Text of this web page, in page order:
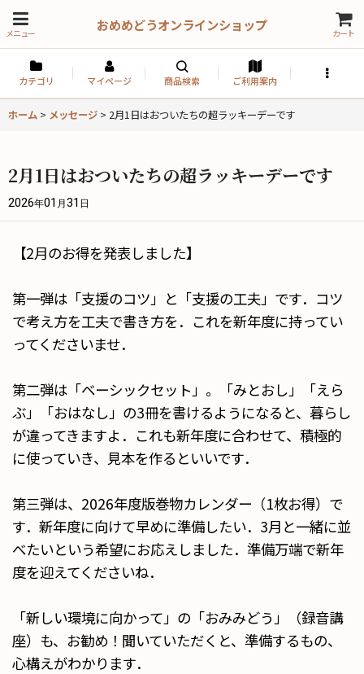
メニュー おめめどうオンラインショップ カート
カテゴリ マイページ 商品検索 ご利用案内
ホーム > メッセージ > 2月1日はおついたちの超ラッキーデーです
2月1日はおついたちの超ラッキーデーです
2026年01 月 31 日
【2月のお得を発表しました】
第一弾は「支援のコツ」と「支援の工夫」です．コツ
で考え方を工夫で書き方を．これを新年度に持ってい
ってくださいませ．
第二弾は「ベーシックセット」。「みとおし」「えら
ぶ」「おはなし」の3冊を書けるようになると、暮らし
が違ってきますよ．これも新年度に合わせて、積極的
に使っていき、見本を作るといいです．
第三弾は、2026年度版巻物カレンダー（1枚お得）で
す．新年度に向けて早めに準備したい．3月と一緒に並
べたいという希望にお応えしました．準備万端で新年
度を迎えてくださいね．
「新しい環境に向かって」の「おみみどう」（録音講
座）も、お勧め！聞いていただくと、準備するもの、
心構えがわかります．